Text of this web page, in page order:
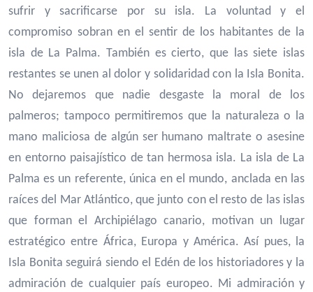
sufrir y sacrificarse por su isla. La voluntad y el
compromiso sobran en el sentir de los habitantes de la
isla de La Palma. También es cierto, que las siete islas
restantes se unen al dolor y solidaridad con la Isla Bonita.
No dejaremos que nadie desgaste la moral de los
palmeros; tampoco permitiremos que la naturaleza o la
mano maliciosa de algún ser humano maltrate o asesine
en entorno paisajístico de tan hermosa isla. La isla de La
Palma es un referente, única en el mundo, anclada en las
raíces del Mar Atlántico, que junto con el resto de las islas
que forman el Archipiélago canario, motivan un lugar
estratégico entre África, Europa y América. Así pues, la
Isla Bonita seguirá siendo el Edén de los historiadores y la
admiración de cualquier país europeo. Mi admiración y